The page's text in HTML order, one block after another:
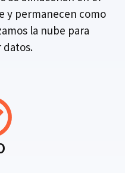
y permanecen como
la nube para
datos.